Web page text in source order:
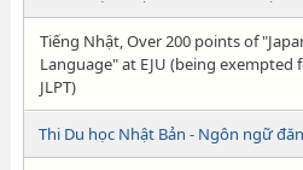
Tiếng Nhật, Over 200 points of
Language" at EJU (being exempted
JLPT)
Thi Du học Nhật Bản - Ngôn ngữ